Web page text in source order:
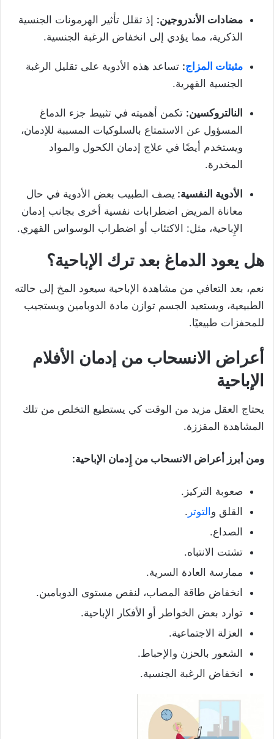
مضادات الأندروجين: إذ تقلل تأثير الهرمونات الجنسية
الذكرية، مما يؤدي إلى انخفاض الرغبة الجنسية.
مثبتات المزاج: تساعد هذه الأدوية على تقليل الرغبة
الجنسية القهرية.
النالتروكسين: تكمن أهميته في تثبيط جزء الدماغ
المسؤول عن الاستمتاع بالسلوكيات المسببة للإدمان،
ويستخدم أيضًا في علاج إدمان الكحول والمواد
المخدرة.
الأدوية النفسية: يصف الطبيب بعض الأدوية في حال
معاناة المريض اضطرابات نفسية أخرى بجانب إدمان
الإِباحية، مثل: الاكتئاب أو اضطراب الوسواس القهري.
هل يعود الدماغ بعد ترك الإباحية؟
نعم، بعد التعافي من مشاهدة الإباحية سيعود المخ إلى حالته
الطبيعية، ويستعيد الجسم توازن مادة الدوبامين ويستجيب
للمحفزات طبيعيًا.
أعراض الانسحاب من إدمان الأفلام
الإباحية
يحتاج العقل مزيد من الوقت كي يستطيع التخلص من تلك
المشاهدة المقززة.
ومن أبرز أعراض الانسحاب من إِدمان الإباحية:
صعوبة التركيز.
القلق والتوتر .
الصداع.
تشتت الانتباه.
ممارسة العادة السرية.
انخفاض طاقة المصاب، لنقص مستوى الدوبامين.
توارد بعض الخواطر أو الأفكار الإباحية.
العزلة الاجتماعية.
الشعور بالحزن والإحباط.
انخفاض الرغبة الجنسية.